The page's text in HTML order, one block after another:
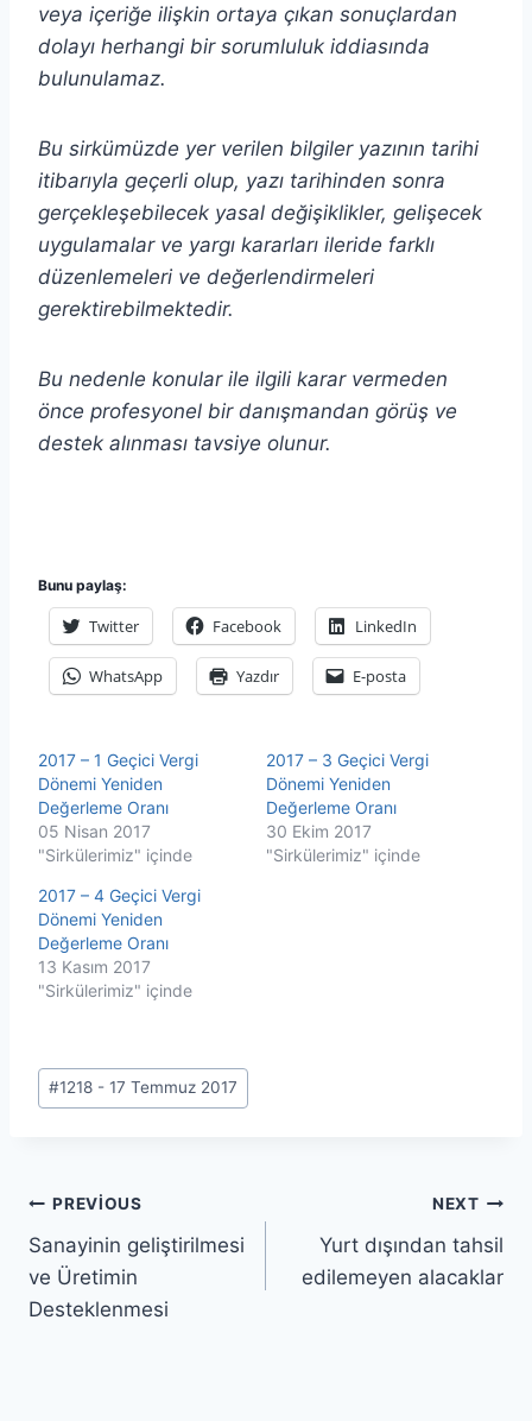
veya içeriğe ilişkin ortaya çıkan sonuçlardan
dolayı herhangi bir sorumluluk iddiasında
bulunulamaz.
Bu sirkümüzde yer verilen bilgiler yazının tarihi
itibarıyla geçerli olup, yazı tarihinden sonra
gerçekleşebilecek yasal değişiklikler, gelişecek
uygulamalar ve yargı kararları ileride farklı
düzenlemeleri ve değerlendirmeleri
gerektirebilmektedir.
Bu nedenle konular ile ilgili karar vermeden
önce profesyonel bir danışmandan görüş ve
destek alınması tavsiye olunur.
Bunu paylaş:
Twitter Facebook LinkedIn
WhatsApp Yazdır E-posta
2017 – 1 Geçici Vergi
Dönemi Yeniden
Değerleme Oranı
05 Nisan 2017
"Sirkülerimiz" içinde
2017 – 3 Geçici Vergi
Dönemi Yeniden
Değerleme Oranı
30 Ekim 2017
"Sirkülerimiz" içinde
2017 – 4 Geçici Vergi
Dönemi Yeniden
Değerleme Oranı
13 Kasım 2017
"Sirkülerimiz" içinde
Post
Tags:
#1218 - 17 Temmuz 2017
Yazı
gezinmesi
PREVIOUS
Sanayinin geliştirilmesi
ve Üretimin
Desteklenmesi
NEXT
Yurt dışından tahsil
edilemeyen alacaklar